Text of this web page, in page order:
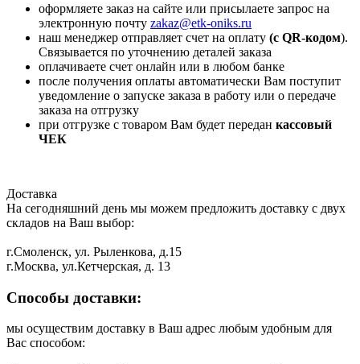
оформляете заказ на сайте или присылаете запрос на
электронную почту zakaz@etk-oniks.ru
наш менеджер отправляет счет на оплату (с QR-кодом).
Связывается по уточнению деталей заказа
оплачиваете счет онлайн или в любом банке
после получения оплаты автоматически Вам поступит
уведомление о запуске заказа в работу или о передаче
заказа на отгрузку
при отгрузке с товаром Вам будет передан кассовый
ЧЕК
Доставка
На сегодняшний день мы можем предложить доставку с двух
складов на Ваш выбор:
г.Смоленск, ул. Рыленкова, д.15
г.Москва, ул.Кетчерская, д. 13
Способы доставки:
мы осуществим доставку в Ваш адрес любым удобным для
Вас способом: